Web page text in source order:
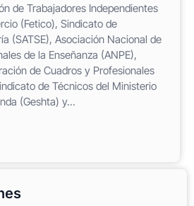
de Trabajadores Independientes
(Fetico), Sindicato de
(SATSE), Asociación Nacional de
de la Enseñanza (ANPE),
de Cuadros y Profesionales
de Técnicos del Ministerio
(Geshta) y...